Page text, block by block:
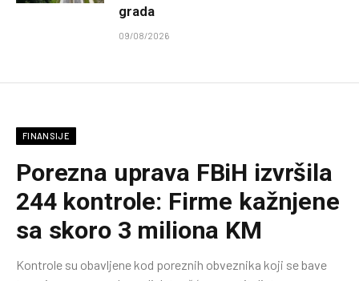
grada
09/08/2026
FINANSIJE
Porezna uprava FBiH izvršila
244 kontrole: Firme kažnjene
sa skoro 3 miliona KM
Kontrole su obavljene kod poreznih obveznika koji se bave